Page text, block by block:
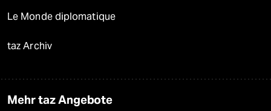
Le Monde diplomatique
taz Archiv
Mehr taz Angebote